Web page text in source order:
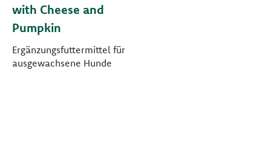
with Cheese and
Pumpkin
Ergänzungsfuttermittel für
ausgewachsene Hunde